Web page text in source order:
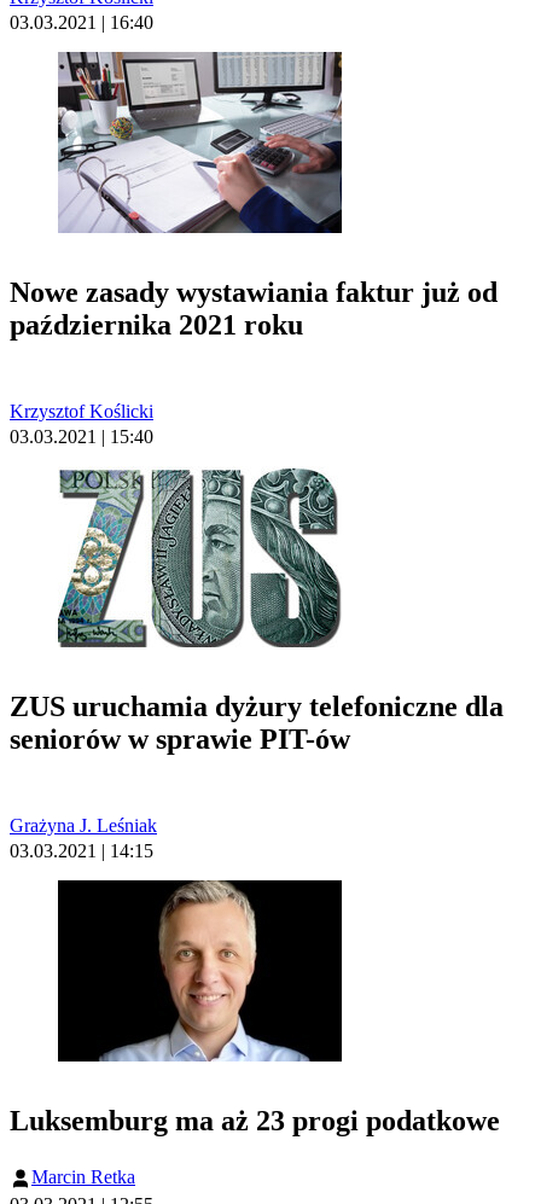
03.03.2021 | 16:40
Nowe zasady wystawiania faktur już od
października 2021 roku
Krzysztof Koślicki
03.03.2021 | 15:40
ZUS uruchamia dyżury telefoniczne dla
seniorów w sprawie PIT-ów
Grażyna J. Leśniak
03.03.2021 | 14:15
Luksemburg ma aż 23 progi podatkowe
Marcin Retka